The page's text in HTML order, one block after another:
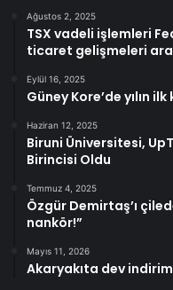
Ağustos 2, 2025
TSX vadeli işlemleri
ticaret gelişmeleri
Eylül 16, 2025
Güney Kore’de yılın
Haziran 12, 2025
Biruni Üniversitesi,
Birincisi Oldu
Temmuz 4, 2025
Özgür Demirtaş’ı
nankör!”
Mayıs 11, 2026
Akaryakıta dev